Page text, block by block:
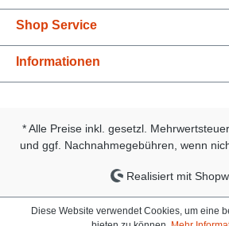
Shop Service
Informationen
* Alle Preise inkl. gesetzl.
und ggf. Nachnahmegebühren, wenn
Realisiert mit
Diese Website verwendet Cookies, um eine